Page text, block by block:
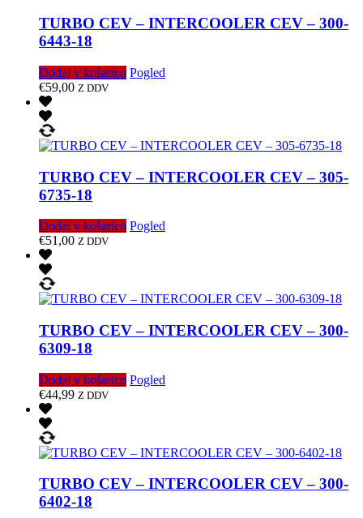
TURBO CEV – INTERCOOLER CEV – 300-
6443-18
Dodaj v košarico Pogled
€59,00 Z DDV
TURBO CEV – INTERCOOLER CEV – 305-
6735-18
Dodaj v košarico Pogled
€51,00 Z DDV
TURBO CEV – INTERCOOLER CEV – 300-
6309-18
Dodaj v košarico Pogled
€44,99 Z DDV
TURBO CEV – INTERCOOLER CEV – 300-
6402-18